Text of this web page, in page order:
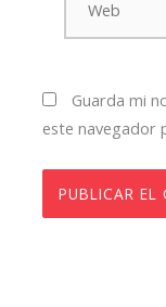
Guarda mi
este navegador